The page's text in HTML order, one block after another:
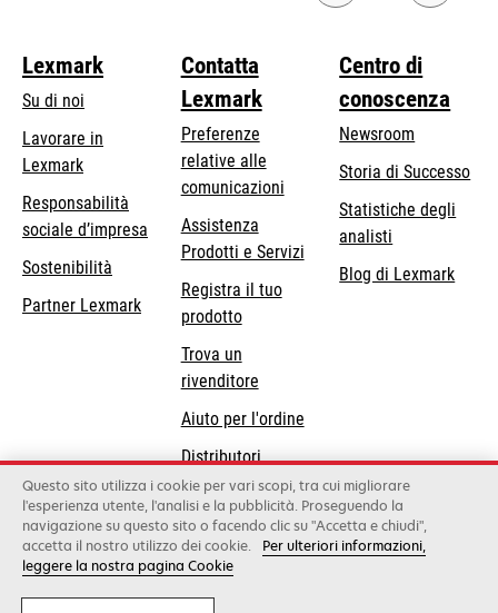
Lexmark
Su di noi
Lavorare in
Lexmark
Responsabilità
sociale d’impresa
scheda
Sostenibilità
Partner Lexmark
Contatta
Lexmark
Preferenze
relative alle
comunicazioni
Assistenza
Prodotti e Servizi
Registra il tuo
prodotto
Trova un
rivenditore
Aiuto per l'ordine
Distributori
Lexmark
Centro di
conoscenza
Newsroom
Storia di Successo
Statistiche degli
analisti
Blog di Lexmark
Lexmark International, Inc., a Xerox Company
©2026 Tutti i diritti sono riservati.
Questo sito utilizza i cookie per vari scopi, tra cui migliorare
l'esperienza utente, l'analisi e la pubblicità. Proseguendo la
navigazione su questo sito o facendo clic su "Accetta e chiudi",
accetta il nostro utilizzo dei cookie.
Per ulteriori informazioni,
leggere la nostra pagina Cookie